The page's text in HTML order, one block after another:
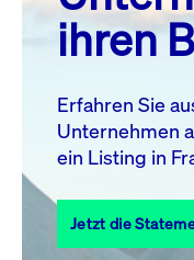
3
4
10 11
17
18
31
ihren
Erfahren Sie
Unternehmen
ein Listing in
Jetzt die